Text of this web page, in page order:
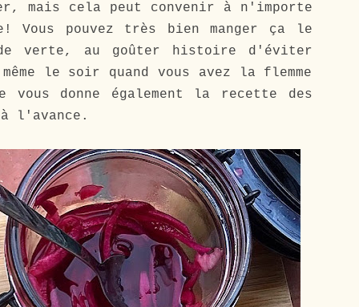
mais cela peut convenir à n'importe
Vous pouvez très bien manger ça le
verte, au goûter histoire d'éviter
le soir quand vous avez la flemme
donne également la recette des
l'avance.